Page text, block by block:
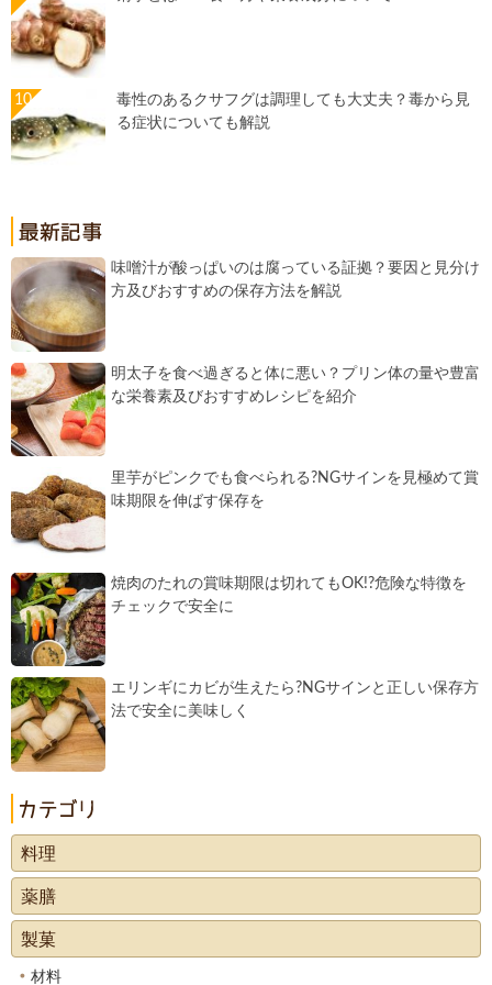
毒性のあるクサフグは調理しても大丈夫？毒から見
る症状についても解説
味噌汁が酸っぱいのは腐っている証拠？要因と見分け
方及びおすすめの保存方法を解説
明太子を食べ過ぎると体に悪い？プリン体の量や豊富
な栄養素及びおすすめレシピを紹介
里芋がピンクでも食べられる?NGサインを見極めて賞
味期限を伸ばす保存を
焼肉のたれの賞味期限は切れてもOK!?危険な特徴を
チェックで安全に
エリンギにカビが生えたら?NGサインと正しい保存方
法で安全に美味しく
料理
薬膳
製菓
材料